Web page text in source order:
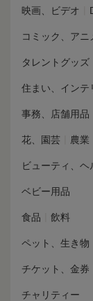
映画、ビデオ
コミック、アニ
タレントグッズ
住まい、インテ
事務、店舗用品
花、園芸 農業
ビューティ、ヘ
ベビー用品
食品 飲料
ペット、生き物
チケット、金券
チャリティー